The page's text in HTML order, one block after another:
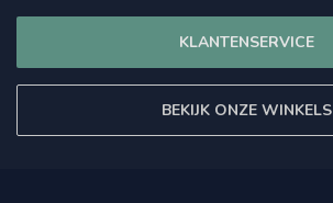
KLANTENSERVICE
BEKIJK ONZE WINKELS